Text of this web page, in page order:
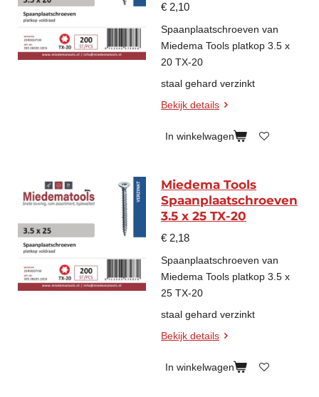
€ 2,10
Spaanplaatschroeven van
Miedema Tools platkop 3.5 x
20 TX-20
staal gehard verzinkt
Bekijk details
In winkelwagen
Miedema Tools
Spaanplaatschroeven
3.5 x 25 TX-20
€ 2,18
Spaanplaatschroeven van
Miedema Tools platkop 3.5 x
25 TX-20
staal gehard verzinkt
Bekijk details
In winkelwagen